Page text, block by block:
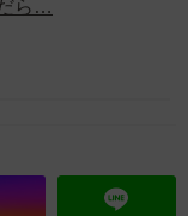
ら…